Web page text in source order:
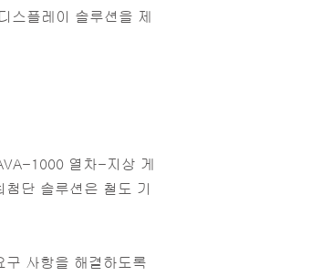
스플레이 솔루션을 제
1000 열차-지상 게
단 솔루션은 철도 기
구 사항을 해결하도록